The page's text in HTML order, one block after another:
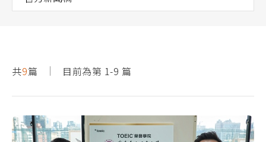
共9篇 目前為第 1-9 篇